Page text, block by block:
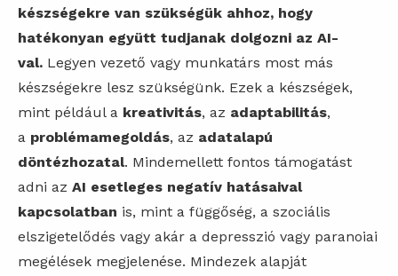
készségekre van szükségük ahhoz, hogy
hatékonyan együtt tudjanak dolgozni az AI-
val. Legyen vezető vagy munkatárs most más
készségekre lesz szükségünk. Ezek a készségek,
mint például a kreativitás, az adaptabilitás,
a problémamegoldás, az adatalapú
döntézhozatal. Mindemellett fontos támogatást
adni az AI esetleges negatív hatásaival
kapcsolatban is, mint a függőség, a szociális
elszigetelődés vagy akár a depresszió vagy paranoiai
megélések megjelenése. Mindezek alapját